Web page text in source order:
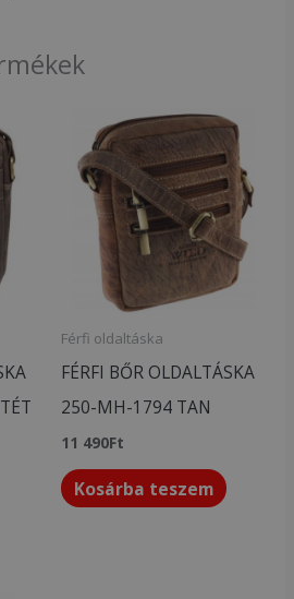
Férfi oldaltáska
FÉRFI BŐR OLDALTÁSKA
250-MH-1794 TAN
11 490Ft
Kosárba teszem